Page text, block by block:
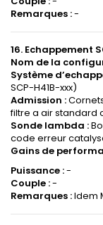
Remarques :-
16. Echappement
Nom de la
Système
SCP-H41B-xxx)
Admission :
filtre a air standard
Sonde lambda :
code erreur
Gains de
Puissance :-
Couple :-
Remarques :Idem